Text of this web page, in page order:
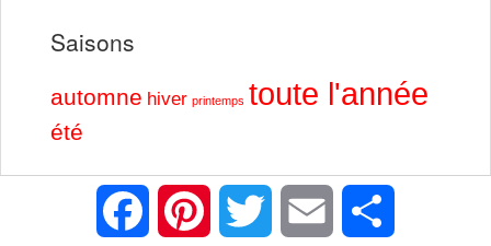
Saisons
automne hiver printemps toute l'année
été
Facebook Pinterest Twitter Email